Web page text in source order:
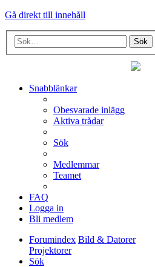
Gå direkt till innehåll
Sök
Snabblänkar
Obesvarade inlägg
Aktiva trådar
Sök
Medlemmar
Teamet
FAQ
Logga in
Bli medlem
Forumindex Bild & Datorer
Projektorer
Sök